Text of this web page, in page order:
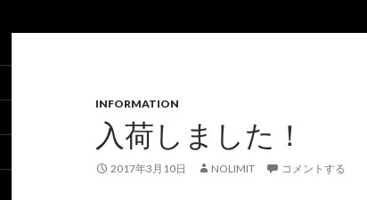
INFORMATION
入荷しました！
2017年3月10日 NOLIMIT コメントする